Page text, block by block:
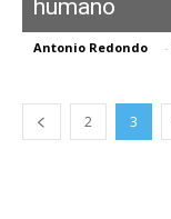
humano
Antonio Redondo -
2 3